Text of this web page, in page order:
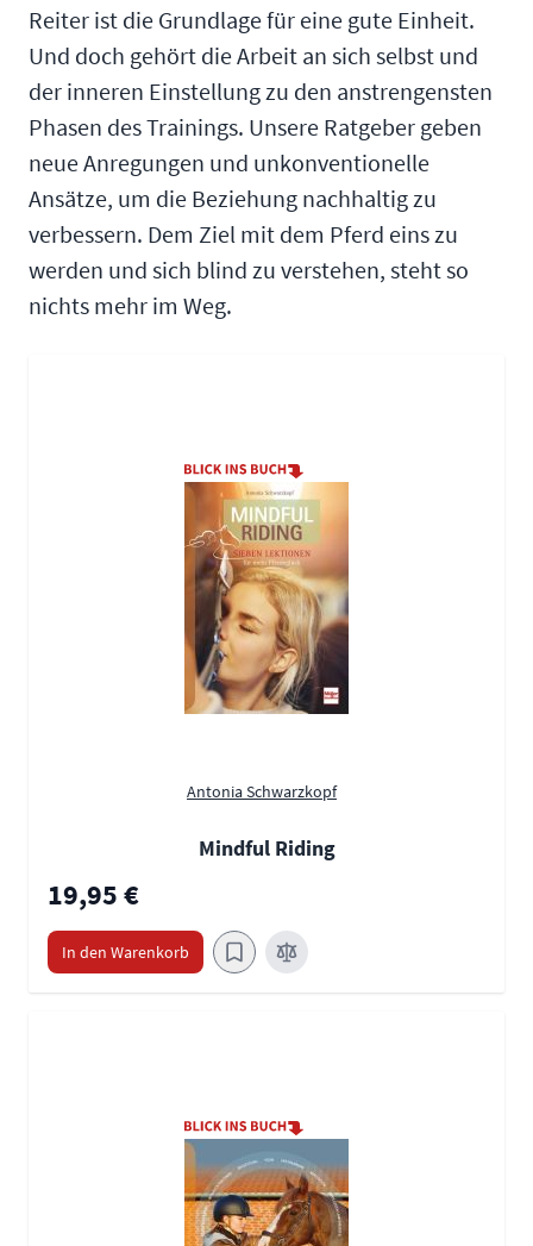
Reiter ist die Grundlage für eine gute Einheit.
Und doch gehört die Arbeit an sich selbst und
der inneren Einstellung zu den anstrengensten
Phasen des Trainings. Unsere Ratgeber geben
neue Anregungen und unkonventionelle
Ansätze, um die Beziehung nachhaltig zu
verbessern. Dem Ziel mit dem Pferd eins zu
werden und sich blind zu verstehen, steht so
nichts mehr im Weg.
Antonia Schwarzkopf
Mindful Riding
19,95 €
In den Warenkorb